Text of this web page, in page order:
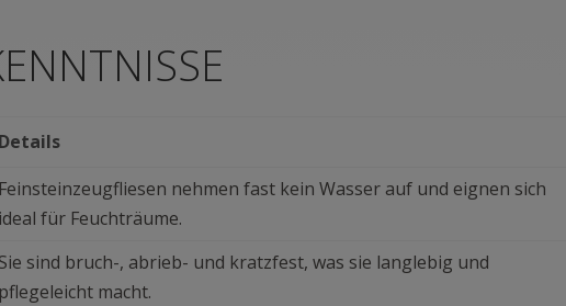
Details
Feinsteinzeugfliesen nehmen fast kein Wasser auf und eignen sich
ideal für Feuchträume.
Sie sind bruch-, abrieb- und kratzfest, was sie langlebig und
pflegeleicht macht.